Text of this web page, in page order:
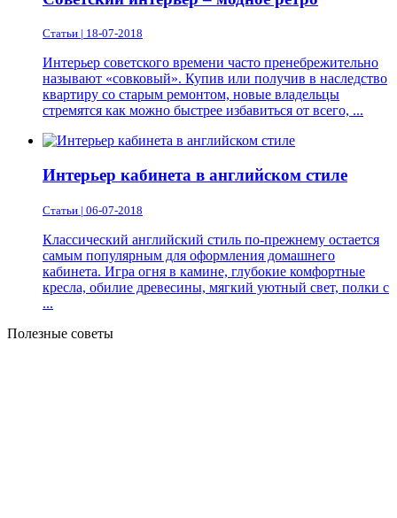
Статьи | 18-07-2018
Интерьер советского времени часто пренебрежительно
называют «совковый». Купив или получив в наследство
квартиру со старым ремонтом, новые владельцы
стремятся как можно быстрее избавиться от всего, ...
Интерьер кабинета в английском стиле
Статьи | 06-07-2018
Классический английский стиль по-прежнему остается
самым популярным для оформления домашнего
кабинета. Игра огня в камине, глубокие комфортные
кресла, обилие древесины, мягкий уютный свет, полки с
...
Полезные советы